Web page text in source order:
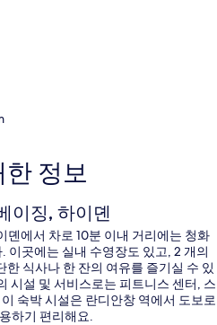
정보
이징, 하이뎬
뎬에서 차로 10분 이내 거리에는 청화
이곳에는 실내 수영장도 있고, 2 개의
식사나 한 잔의 여유를 즐기실 수 있
시설 및 서비스로는 피트니스 센터, 스
숙박 시설은 란디안창 역에서 도보로
하기 편리해요.